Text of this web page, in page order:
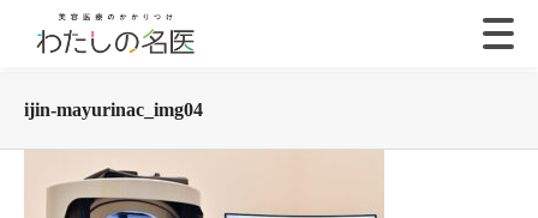
ijin-mayurinac_img04